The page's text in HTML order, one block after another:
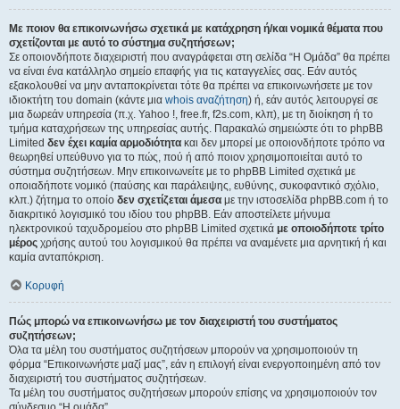
Με ποιον θα επικοινωνήσω σχετικά με κατάχρηση ή/και νομικά θέματα που
σχετίζονται με αυτό το σύστημα συζητήσεων;
Σε οποιονδήποτε διαχειριστή που αναγράφεται στη σελίδα “Η Ομάδα” θα πρέπει
να είναι ένα κατάλληλο σημείο επαφής για τις καταγγελίες σας. Εάν αυτός
εξακολουθεί να μην ανταποκρίνεται τότε θα πρέπει να επικοινωνήσετε με τον
ιδιοκτήτη του domain (κάντε μια whois αναζήτηση) ή, εάν αυτός λειτουργεί σε
μια δωρεάν υπηρεσία (π.χ. Yahoo !, free.fr, f2s.com, κλπ), με τη διοίκηση ή το
τμήμα καταχρήσεων της υπηρεσίας αυτής. Παρακαλώ σημειώστε ότι το phpBB
Limited δεν έχει καμία αρμοδιότητα και δεν μπορεί με οποιονδήποτε τρόπο να
θεωρηθεί υπεύθυνο για το πώς, πού ή από ποιον χρησιμοποιείται αυτό το
σύστημα συζητήσεων. Μην επικοινωνείτε με το phpBB Limited σχετικά με
οποιαδήποτε νομικό (παύσης και παράλειψης, ευθύνης, συκοφαντικό σχόλιο,
κλπ.) ζήτημα το οποίο δεν σχετίζεται άμεσα με την ιστοσελίδα phpBB.com ή το
διακριτικό λογισμικό του ιδίου του phpBB. Εάν αποστείλετε μήνυμα
ηλεκτρονικού ταχυδρομείου στο phpBB Limited σχετικά με οποιοδήποτε τρίτο
μέρος χρήσης αυτού του λογισμικού θα πρέπει να αναμένετε μια αρνητική ή και
καμία ανταπόκριση.
Κορυφή
Πώς μπορώ να επικοινωνήσω με τον διαχειριστή του συστήματος
συζητήσεων;
Όλα τα μέλη του συστήματος συζητήσεων μπορούν να χρησιμοποιούν τη
φόρμα “Επικοινωνήστε μαζί μας”, εάν η επιλογή είναι ενεργοποιημένη από τον
διαχειριστή του συστήματος συζητήσεων.
Τα μέλη του συστήματος συζητήσεων μπορούν επίσης να χρησιμοποιούν τον